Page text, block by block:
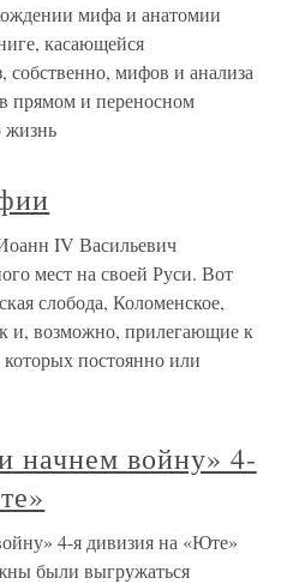
мифа и анатомии
касающейся
собственно, мифов и анализа
прямом и переносном
жизнь
IV Васильевич
мест на своей Руси. Вот
слобода, Коломенское,
и, возможно, прилегающие к
постоянно или
начнем войну» 4-
4-я дивизия на «Юте»
были выгружаться